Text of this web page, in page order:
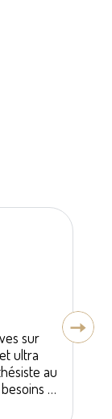
sur
ultra
au
je